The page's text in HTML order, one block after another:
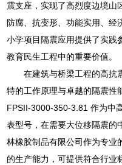
震支座，实现了高烈度边境山
防腐、抗变形、功能实用、经
小学项目隔震应用提供了实践
教育民生工程中的重要价值。
在建筑与桥梁工程的高抗
特的工作原理与卓越的隔震性
FPSII-3000-350-3.81 作为中
表型号，在需要大位移隔震的
林橡胶制品有限公司作为专业
的生产能力，可提供符合行